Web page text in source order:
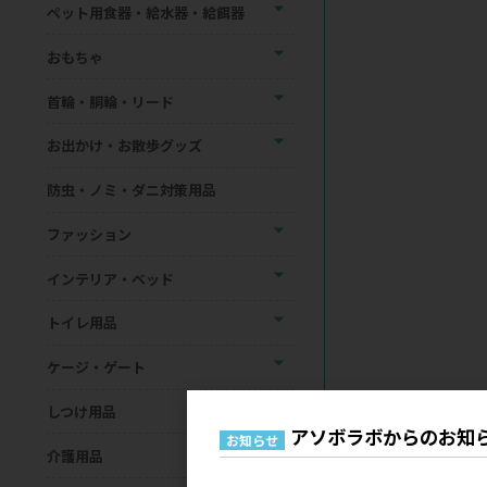
ペット用食器・給水器・給餌器
おもちゃ
首輪・胴輪・リード
お出かけ・お散歩グッズ
防虫・ノミ・ダニ対策用品
ファッション
インテリア・ベッド
トイレ用品
ケージ・ゲート
しつけ用品
介護用品
お知らせ アソボラボからのお知